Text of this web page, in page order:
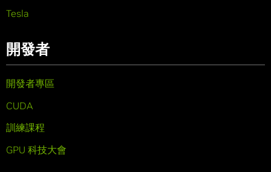
Tesla
開發者
開發者專區
CUDA
訓練課程
GPU 科技大會